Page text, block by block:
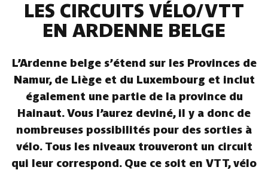
LES CIRCUITS VÉLO/VTT
EN ARDENNE BELGE
L’Ardenne belge s’étend sur les Provinces de
Namur, de Liège et du Luxembourg et inclut
également une partie de la province du
Hainaut. Vous l’aurez deviné, il y a donc de
nombreuses possibilités pour des sorties à
vélo. Tous les niveaux trouveront un circuit
qui leur correspond. Que ce soit en VTT, vélo